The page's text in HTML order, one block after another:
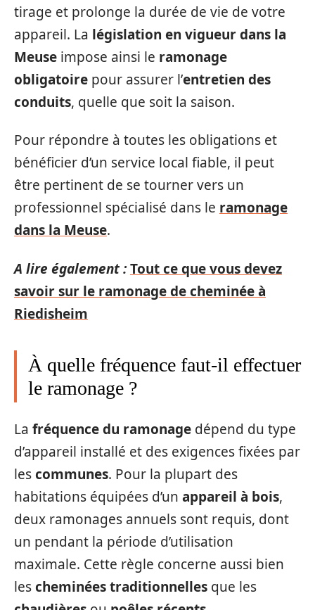
tirage et prolonge la durée de vie de votre
appareil. La législation en vigueur dans la
Meuse impose ainsi le ramonage
obligatoire pour assurer l’entretien des
conduits, quelle que soit la saison.
Pour répondre à toutes les obligations et
bénéficier d’un service local fiable, il peut
être pertinent de se tourner vers un
professionnel spécialisé dans le ramonage
dans la Meuse.
A lire également :Tout ce que vous devez
savoir sur le ramonage de cheminée à
Riedisheim
À quelle fréquence faut-il effectuer
le ramonage ?
La fréquence du ramonage dépend du type
d’appareil installé et des exigences fixées par
lescommunes. Pour la plupart des
habitations équipées d’un appareil à bois,
deux ramonages annuels sont requis, dont
un pendant la période d’utilisation
maximale. Cette règle concerne aussi bien
lescheminées traditionnelles que les